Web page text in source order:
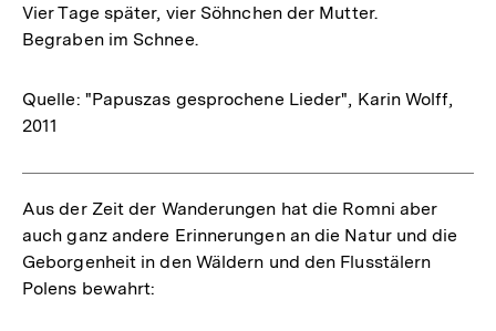
Vier Tage später, vier Söhnchen der Mutter.
Begraben im Schnee.
Quelle: "Papuszas gesprochene Lieder", Karin Wolff,
2011
Aus der Zeit der Wanderungen hat die Romni aber
auch ganz andere Erinnerungen an die Natur und die
Geborgenheit in den Wäldern und den Flusstälern
Polens bewahrt: